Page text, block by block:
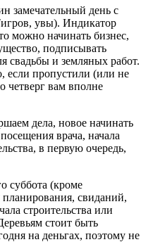
замечательный день с
увы). Индикатор
можно начинать бизнес,
подписывать
свадьбы и земляных работ.
если пропустили (или не
четверг вам вполне
дела, новое начинать
врача, начала
в первую очередь,
суббота (кроме
планирования, свиданий,
строительства или
стоит быть
на деньгах, поэтому не